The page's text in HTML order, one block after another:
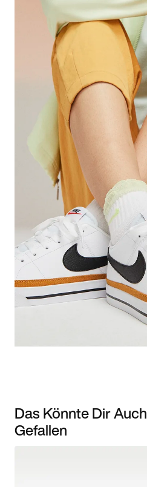
Das Könnte Dir Auch
Gefallen